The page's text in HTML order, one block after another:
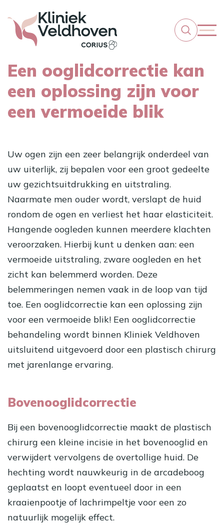
Een ooglidcorrectie kan
een oplossing zijn voor
een vermoeide blik
Uw ogen zijn een zeer belangrijk onderdeel van
uw uiterlijk, zij bepalen voor een groot gedeelte
uw gezichtsuitdrukking en uitstraling.
Naarmate men ouder wordt, verslapt de huid
rondom de ogen en verliest het haar elasticiteit.
Hangende oogleden kunnen meerdere klachten
veroorzaken. Hierbij kunt u denken aan: een
vermoeide uitstraling, zware oogleden en het
zicht kan belemmerd worden. Deze
belemmeringen nemen vaak in de loop van tijd
toe. Een ooglidcorrectie kan een oplossing zijn
voor een vermoeide blik! Een ooglidcorrectie
behandeling wordt binnen Kliniek Veldhoven
uitsluitend uitgevoerd door een plastisch chirurg
met jarenlange ervaring.
Bovenooglidcorrectie
Bij een bovenooglidcorrectie maakt de plastisch
chirurg een kleine incisie in het bovenooglid en
verwijdert vervolgens de overtollige huid. De
hechting wordt nauwkeurig in de arcadeboog
geplaatst en loopt eventueel door in een
kraaienpootje of lachrimpeltje voor een zo
natuurlijk mogelijk effect.